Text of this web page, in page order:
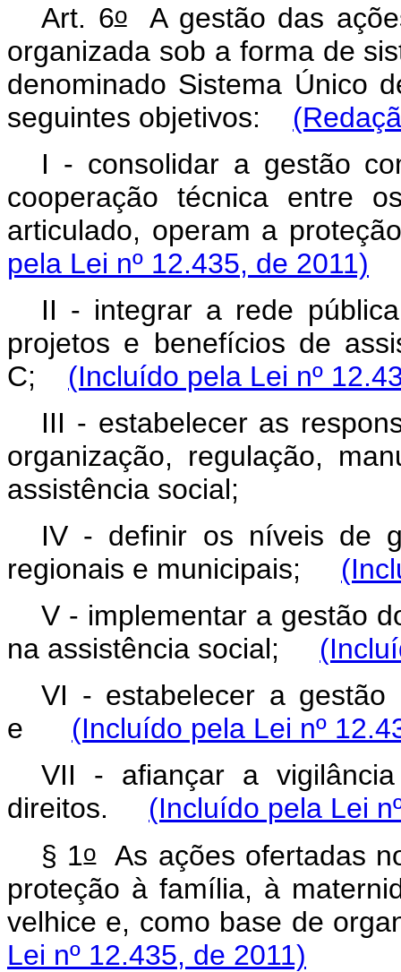
Art. 6oA gestão das
organizada sob a forma de
denominado Sistema Único
seguintes objetivos:
I - consolidar a gestão
cooperação técnica entre
articulado, operam a
pela Lei nº 12.435, de 2011)
II - integrar a rede
projetos e benefícios de
C; (Incluído pela Lei nº
III - estabelecer as
organização, regulação,
assistência social;
IV - definir os níveis de
regionais e municipais;
V - implementar a gestão
na assistência social;
VI - estabelecer a gestão
e (Incluído pela Lei nº
VII - afiançar a
direitos. (Incluído pela Lei
§ 1oAs ações ofertadas
proteção à família, à
velhice e, como base de
Lei nº 12.435, de 2011)